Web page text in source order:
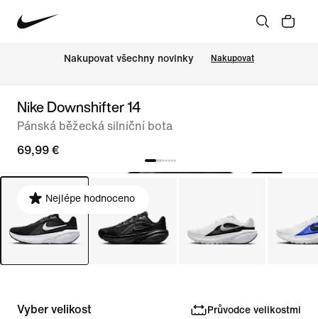
Nakupovat všechny novinky Nakupovat
Nike Downshifter 14
Pánská běžecká silniční bota
69,99 €
Nejlépe hodnoceno
Vyber velikost Průvodce velikostmi